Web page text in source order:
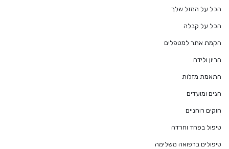
הכל על המזל שלך
הכל על קבלה
הקמת אתר למטפלים
הריון ולידה
התאמת מזלות
חגים ומועדים
חוקים רוחניים
טיפול בפחד וחרדה
טיפולים ברפואה משלימה